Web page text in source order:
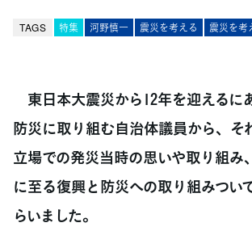
TAGS 特集 河野慎一 震災を考える 震災を考
東日本大震災から12年を迎えるに
防災に取り組む自治体議員から、そ
立場での発災当時の思いや取り組み
に至る復興と防災への取り組みつい
らいました。